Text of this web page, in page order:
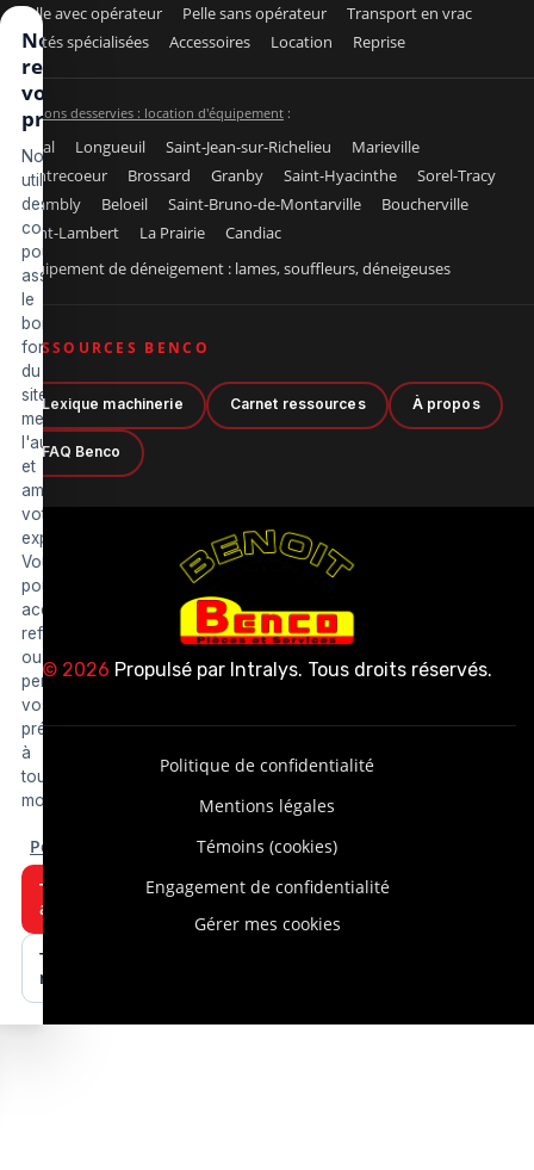
Pelle avec opérateur
Pelle sans opérateur
Transport en vrac
Unités spécialisées
Accessoires Location Reprise
Régions desservies : location d'équipement :
Laval Longueuil Saint-Jean-sur-Richelieu
Marieville
Contrecoeur
Brossard Granby Saint-Hyacinthe
Sorel-Tracy
Chambly
Beloeil Saint-Bruno-de-Montarville
Boucherville
Saint-Lambert
La Prairie
Candiac
Équipement de déneigement : lames, souffleurs, déneigeuses
RESSOURCES BENCO
Lexique machinerie Carnet ressources À propos
FAQ Benco
© 2026 Propulsé par Intralys. Tous droits réservés.
Politique de confidentialité
Mentions légales
Témoins (cookies)
Engagement de confidentialité
Gérer mes cookies
Nous
respectons
votre vie
privée
Nous
utilisons
des
cookies
pour
assurer
le
bon
fonctionnement
du
site,
mesurer
l'audience
et
améliorer
votre
expérience.
Vous
pouvez
accepter,
refuser
ou
personnaliser
vos
préférences
à
tout
moment.
Personnaliser
Tout
refuser
Tout
accepter